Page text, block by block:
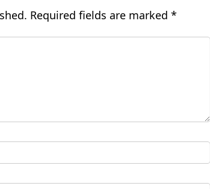
Required fields are marked *